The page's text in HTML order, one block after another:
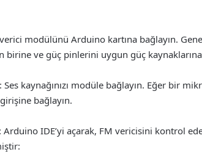
modülünü Arduino kartına bağlayın.
ve güç pinlerini uygun güç
kaynağınızı modüle bağlayın. Eğer bir
bağlayın.
IDE’yi açarak, FM vericisini kontrol